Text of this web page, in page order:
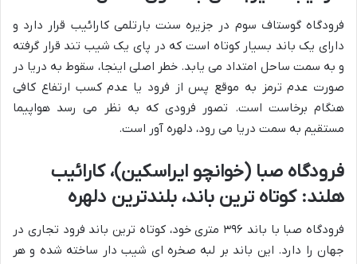
فرودگاه گوستاف سوم در جزیره سنت بارتلمی کارائیب قرار دارد و
دارای یک باند بسیار کوتاه است که در پای یک شیب تند قرار گرفته
و به سمت ساحل امتداد می یابد. خطر اصلی اینجا، سقوط به دریا در
صورت عدم ترمز به موقع پس از فرود یا عدم کسب ارتفاع کافی
هنگام برخاست است. تصور فرودی که به نظر می رسد هواپیما
مستقیم به سمت دریا می رود، دلهره آور است.
فرودگاه صبا (خوانچو ایراسکین)، کارائیب
هلند: کوتاه ترین باند، بلندترین دلهره
فرودگاه صبا با باند ۳۹۶ متری خود، کوتاه ترین باند فرود تجاری در
جهان را دارد. این باند بر لبه صخره ای شیب دار ساخته شده و هر